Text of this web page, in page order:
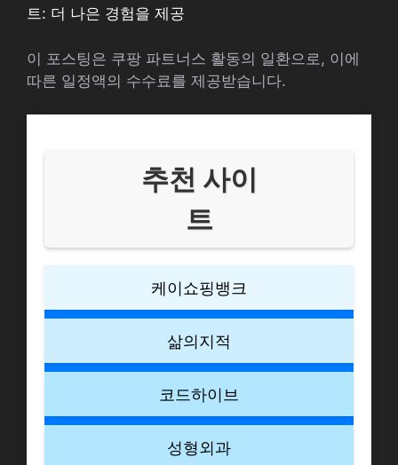
트: 더 나은 경험을 제공
이 포스팅은 쿠팡 파트너스 활동의 일환으로, 이에
따른 일정액의 수수료를 제공받습니다.
추천 사이
트
케이쇼핑뱅크
삶의지적
코드하이브
성형외과